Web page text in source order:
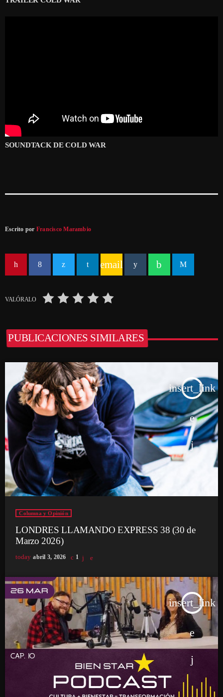
SOUNDTACK DE COLD WAR
Escrito por Francisco Marambio
email
VALÓRALO
PUBLICACIONES SIMILARES
insert_link
Columna y Opinión
LONDRES LLAMANDO EXPRESS 38 (30 de
Marzo 2026)
today abril 3, 2026 1
insert_link